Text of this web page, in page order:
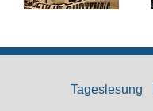
Tageslesung